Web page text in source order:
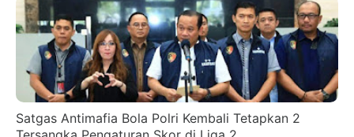
Satgas Antimafia Bola Polri Kembali Tetapkan 2